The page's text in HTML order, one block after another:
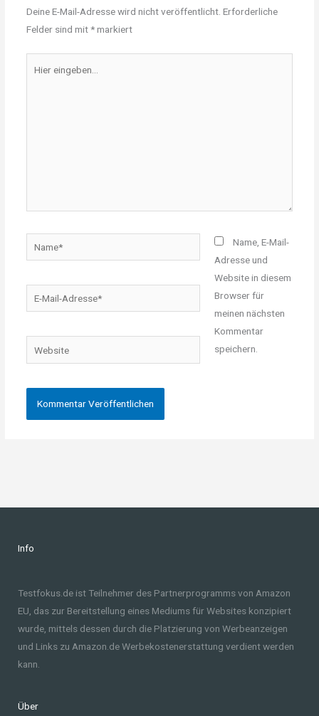
Deine E-Mail-Adresse wird nicht veröffentlicht. Erforderliche
Felder sind mit*markiert
eingeben…
Mail-
Website
Name, E-Mail-
Adresse und
Website in diesem
Browser für
meinen nächsten
Kommentar
speichern.
Info
Testfokus.de ist Teilnehmer des Partnerprogramms von Amazon
EU, das zur Bereitstellung eines Mediums für Websites konzipiert
wurde, mittels dessen durch die Platzierung von Werbeanzeigen
und Links zu Amazon.de Werbekostenerstattung verdient werden
kann.
Über